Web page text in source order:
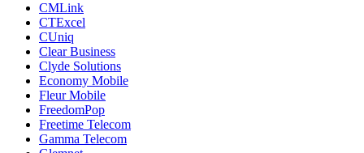
CMLink
CTExcel
CUniq
Clear Business
Clyde Solutions
Economy Mobile
Fleur Mobile
FreedomPop
Freetime Telecom
Gamma Telecom